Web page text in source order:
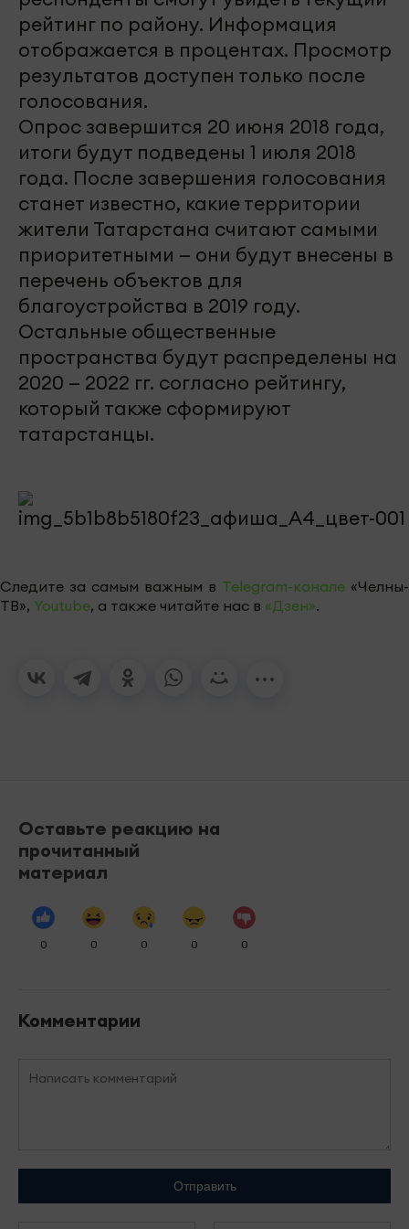
рейтинг по району. Информация
отображается в процентах. Просмотр
результатов доступен только после
голосования.
Опрос завершится 20 июня 2018 года,
итоги будут подведены 1 июля 2018
года. После завершения голосования
станет известно, какие территории
жители Татарстана считают самыми
приоритетными — они будут внесены в
перечень объектов для
благоустройства в 2019 году.
Остальные общественные
пространства будут распределены на
2020 — 2022 гг. согласно рейтингу,
который также сформируют
татарстанцы.
Следите за самым важным в Telegram-канале «Челны-
ТВ», Youtube, а также читайте нас в «Дзен».
Оставьте реакцию на
прочитанный
материал
0 0 0 0 0
Комментарии
Отправить